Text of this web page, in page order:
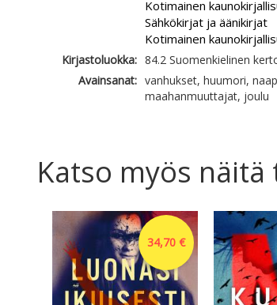
Kotimainen
Sähkökirjat ja äänikirjat
Kotimainen
Kirjastoluokka: 84.2 Suomenkielinen
Avainsanat: vanhukset, huumori,
maahanmuuttajat, joulu
Katso myös
34,70 €